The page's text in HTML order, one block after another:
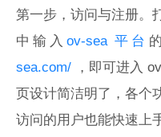
第一步，访问与注册。
中输入ov-sea 平台
sea.com/ ，即可进入
页设计简洁明了，各个
访问的用户也能快速上